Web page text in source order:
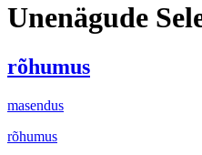
Unenägude
rõhumus
masendus
rõhumus